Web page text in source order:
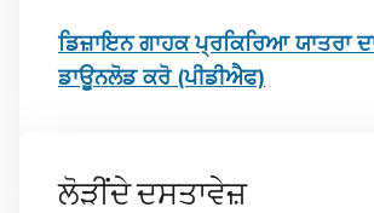
ਡਿਜ਼ਾਇਨ ਗਾਹਕ ਪ੍ਰਕਿਰਿਆ ਯਾਤਰਾ
ਡਾਊਨਲੋਡ ਕਰੋ (ਪੀਡੀਐਫ)
ਲੋੜੀਂਦੇ ਦਸਤਾਵੇਜ਼